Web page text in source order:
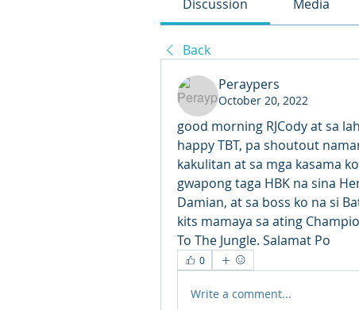
Discussion Media
Back
Peraypers
October 20, 2022
good morning RJCody at sa
happy TBT, pa shoutout
kakulitan at sa mga kasama
gwapong taga HBK na sina
Damian, at sa boss ko na si
kits mamaya sa ating
To The Jungle. Salamat Po
0
Write a comment...